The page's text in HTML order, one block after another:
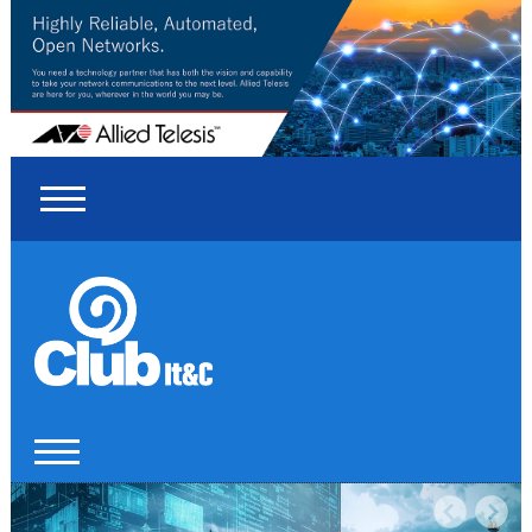
Rețelele inteligente, pilonul
transformării digitale din sănătate